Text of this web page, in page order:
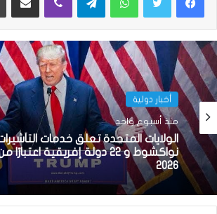
أخبار دولية
منذ أسبوع واحد
2026